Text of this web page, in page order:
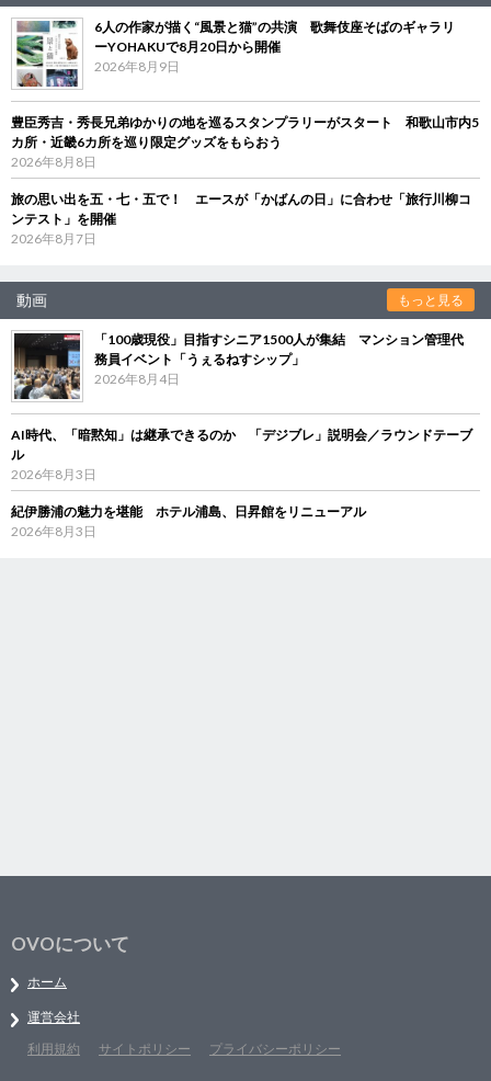
6人の作家が描く“風景と猫”の共演 歌舞伎座そばのギャラリ
ーYOHAKUで8月20日から開催
2026年8月9日
豊臣秀吉・秀長兄弟ゆかりの地を巡るスタンプラリーがスタート 和歌山市内5
カ所・近畿6カ所を巡り限定グッズをもらおう
2026年8月8日
旅の思い出を五・七・五で！ エースが「かばんの日」に合わせ「旅行川柳コ
ンテスト」を開催
2026年8月7日
動画 もっと見る
「100歳現役」目指すシニア1500人が集結 マンション管理代
務員イベント「うぇるねすシップ」
2026年8月4日
AI時代、「暗黙知」は継承できるのか 「デジブレ」説明会／ラウンドテーブ
ル
2026年8月3日
紀伊勝浦の魅力を堪能 ホテル浦島、日昇館をリニューアル
2026年8月3日
OVOについて
ホーム
運営会社
利用規約
サイトポリシー プライバシーポリシー